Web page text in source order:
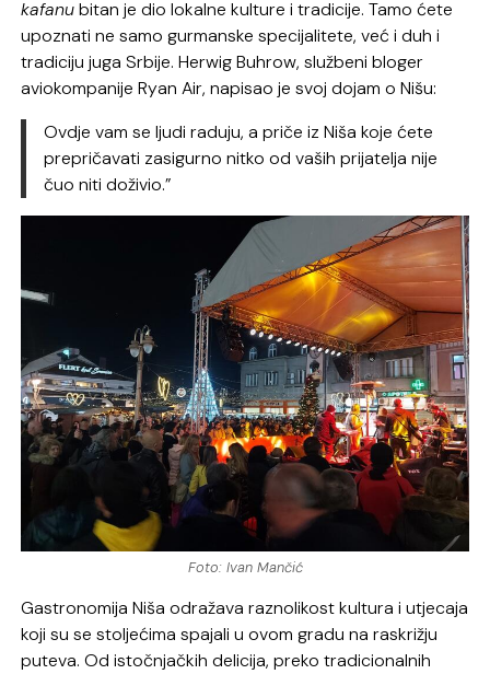
kafanubitan je dio lokalne kulture i tradicije. Tamo ćete
upoznati ne samo gurmanske specijalitete, već i duh i
tradiciju juga Srbije. Herwig Buhrow, službeni bloger
aviokompanije Ryan Air, napisao je svoj dojam o Nišu:
Ovdje vam se ljudi raduju, a priče iz Niša koje ćete
prepričavati zasigurno nitko od vaših prijatelja nije
čuo niti doživio.”
Foto: Ivan Mančić
Gastronomija Niša odražava raznolikost kultura i utjecaja
koji su se stoljećima spajali u ovom gradu na raskrižju
puteva. Od istočnjačkih delicija, preko tradicionalnih